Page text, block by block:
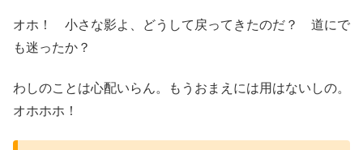
オホ！ 小さな影よ、どうして戻ってきたのだ？ 道にで
も迷ったか？
わしのことは心配いらん。もうおまえには用はないしの。
オホホホ！